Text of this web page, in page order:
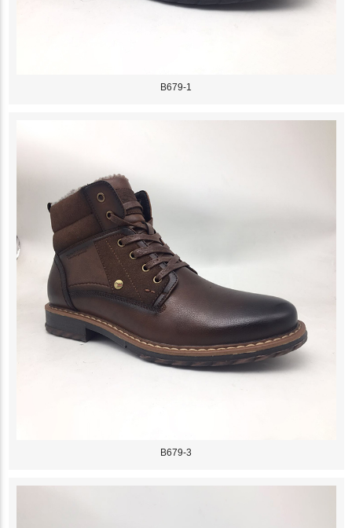
B679-1
B679-3